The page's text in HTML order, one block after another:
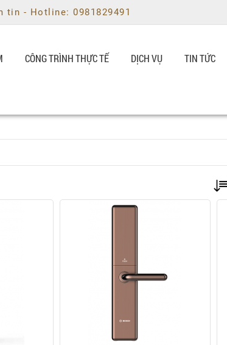
tin - Hotline: 0981829491
CÔNG TRÌNH THỰC TẾ DỊCH VỤ TIN TỨC